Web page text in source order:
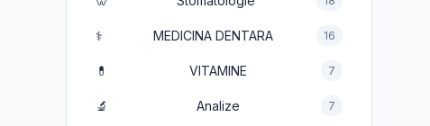
⚕️ MEDICINA DENTARA 16
💊 VITAMINE 7
🔬 Analize 7